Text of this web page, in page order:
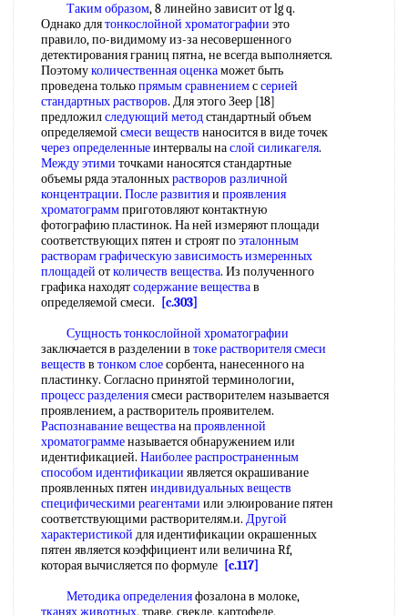
Таким образом, 8 линейно зависит от lg q.
Однако длятонкослойной хроматографии это
правило, по-видимому из-за несовершенного
детектирования границ пятна, не всегда выполняется.
Поэтомуколичественная оценкаможет быть
проведена толькопрямым сравнениемссерией
стандартных растворов. Для этого Зеер [18]
предложилследующий методстандартный объем
определяемой смеси веществ наносится в виде точек
через определенныеинтервалы наслой силикагеля.
Между этими точками наносятся стандартные
объемы ряда эталонныхрастворов различной
концентрации. После развитияи проявления
хроматограммприготовляют контактную
фотографию пластинок. На ней измеряют площади
соответствующих пятен и строят поэталонным
растворамграфическую зависимостьизмеренных
площадей отколичеств вещества. Из полученного
графика находятсодержание веществав
определяемой смеси.
[c.303]
Сущность тонкослойной хроматографии
заключается в разделении в токе растворителясмеси
веществ в тонком слоесорбента, нанесенного на
пластинку. Согласно принятой терминологии,
процесс разделениясмеси растворителем называется
проявлением, а растворитель проявителем.
Распознавание веществанапроявленной
хроматограмменазывается обнаружением или
идентификацией. Наиболее распространенным
способом идентификации является окрашивание
проявленных пятен индивидуальных веществ
специфическими реагентами или элюирование пятен
соответствующими растворителям.и. Другой
характеристикой для идентификации окрашенных
пятен является коэффициент или величина Rf,
которая вычисляется по формуле [c.117]
Методика определенияфозалона в молоке,
тканях животных, траве, свекле, картофеле,